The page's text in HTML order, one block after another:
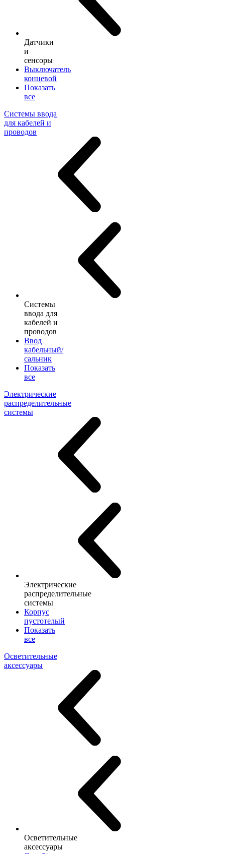
Датчики
и
сенсоры
Выключатель
концевой
Показать
все
Системы ввода
для кабелей и
проводов
Системы
ввода для
кабелей и
проводов
Ввод
кабельный/
сальник
Показать
все
Электрические
распределительные
системы
Электрические
распределительные
системы
Корпус
пустотелый
Показать
все
Осветительные
аксессуары
Осветительные
аксессуары